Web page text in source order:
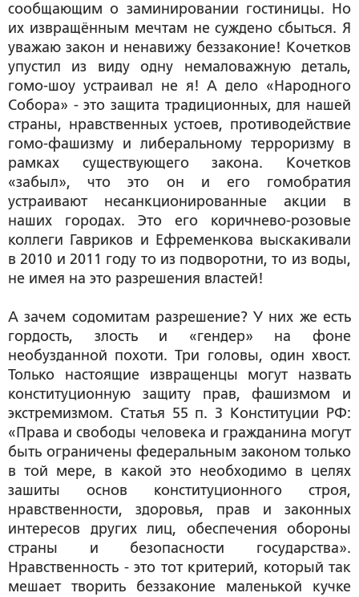
сообщающим о заминировании гостиницы. Но
их извращённым мечтам не суждено сбыться. Я
уважаю закон и ненавижу беззаконие! Кочетков
упустил из виду одну немаловажную деталь,
гомо-шоу устраивал не я! А дело «Народного
Собора» - это защита традиционных, для нашей
страны, нравственных устоев, противодействие
гомо-фашизму и либеральному терроризму в
рамках существующего закона. Кочетков
«забыл», что это он и его гомобратия
устраивают несанкционированные акции в
наших городах. Это его коричнево-розовые
коллеги Гавриков и Ефременкова выскакивали
в 2010 и 2011 году то из подворотни, то из воды,
не имея на это разрешения властей!
А зачем содомитам разрешение? У них же есть
гордость, злость и «гендер» на фоне
необузданной похоти. Три головы, один хвост.
Только настоящие извращенцы могут назвать
конституционную защиту прав, фашизмом и
экстремизмом. Статья 55 п. 3 Конституции РФ:
«Права и свободы человека и гражданина могут
быть ограничены федеральным законом только
в той мере, в какой это необходимо в целях
зашиты основ конституционного строя,
нравственности, здоровья, прав и законных
интересов других лиц, обеспечения обороны
страны и безопасности государства».
Нравственность - это тот критерий, который так
мешает творить беззаконие маленькой кучке